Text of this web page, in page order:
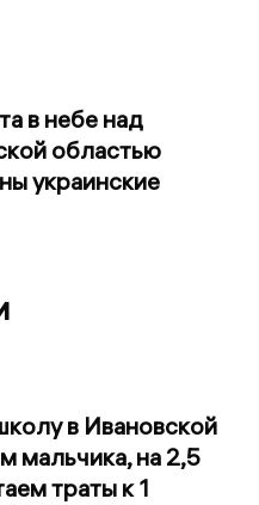
в небе над
областью
украинские
в Ивановской
мальчика, на 2,5
траты к 1